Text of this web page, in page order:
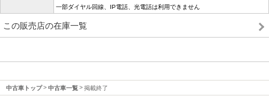
一部ダイヤル回線、IP電話、光電話は利用できません
この販売店の在庫一覧
中古車トップ 中古車一覧 掲載終了